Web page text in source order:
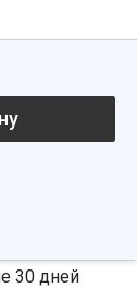
30 дней